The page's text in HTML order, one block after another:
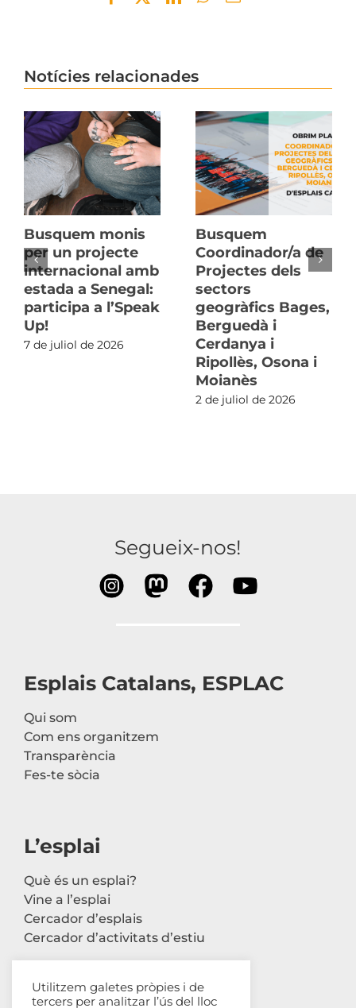
Notícies relacionades
Busquem monis
per un projecte
internacional amb
estada a Senegal:
participa a l’Speak
Up!
7 de juliol de 2026
Busquem
Coordinador/a de
Projectes dels
sectors
geogràfics Bages,
Berguedà i
Cerdanya i
Ripollès, Osona i
Moianès
2 de juliol de 2026
Segueix-nos!
Esplais Catalans, ESPLAC
Qui som
Com ens organitzem
Transparència
Fes-te sòcia
L’esplai
Què és un esplai?
Vine a l’esplai
Cercador d’esplais
Cercador d’activitats d’estiu
Utilitzem galetes pròpies i de
tercers per analitzar l’ús del lloc